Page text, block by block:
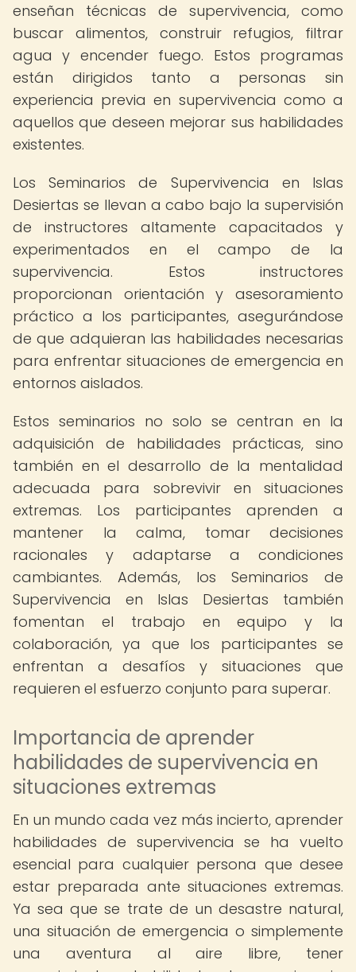
enseñan técnicas de supervivencia, como
buscar alimentos, construir refugios, filtrar
agua y encender fuego. Estos programas
están dirigidos tanto a personas sin
experiencia previa en supervivencia como a
aquellos que deseen mejorar sus habilidades
existentes.
Los Seminarios de Supervivencia en Islas
Desiertas se llevan a cabo bajo la supervisión
de instructores altamente capacitados y
experimentados en el campo de la
supervivencia. Estos instructores
proporcionan orientación y asesoramiento
práctico a los participantes, asegurándose
de que adquieran las habilidades necesarias
para enfrentar situaciones de emergencia en
entornos aislados.
Estos seminarios no solo se centran en la
adquisición de habilidades prácticas, sino
también en el desarrollo de la mentalidad
adecuada para sobrevivir en situaciones
extremas. Los participantes aprenden a
mantener la calma, tomar decisiones
racionales y adaptarse a condiciones
cambiantes. Además, los Seminarios de
Supervivencia en Islas Desiertas también
fomentan el trabajo en equipo y la
colaboración, ya que los participantes se
enfrentan a desafíos y situaciones que
requieren el esfuerzo conjunto para superar.
Importancia de aprender
habilidades de supervivencia en
situaciones extremas
En un mundo cada vez más incierto, aprender
habilidades de supervivencia se ha vuelto
esencial para cualquier persona que desee
estar preparada ante situaciones extremas.
Ya sea que se trate de un desastre natural,
una situación de emergencia o simplemente
una aventura al aire libre, tener